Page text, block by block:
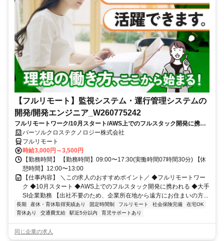
【フルリモート】監視システム・運行管理システムの
開発/開発エンジニア_W260775242
フルリモートワーク/10月スタート/AWS上でのフルスタック開発に携わ
れる/大手SI企業勤務
パーソルクロステクノロジー株式会社
フルリモート
時給3,000円～3,500円
【勤務時間】 【勤務時間】09:00〜17:30(実働時間07時間30分) 【休
憩時間】12:00〜13:00
【仕事内容】 ＼この求人のおすすめポイント／ ◆フルリモートワー
ク ◆10月スタート ◆AWS上でのフルスタック開発に携われる ◆大手
SI企業勤務 【出社不要のため、企業所在地から遠方にお住まいの方...
長期 産休・育休取得実績あり 固定時間制 フルリモート 社会保険完備
在宅OK
育休あり
交通費支給 駅近5分以内 育児サポートあり
同じ企業の求人